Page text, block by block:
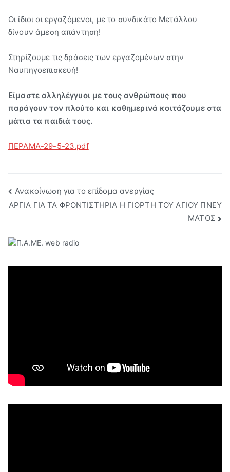
Οι ίδιοι οι εργαζόμενοι, με το συνδικάτο Μετάλλου
δίνουν άμεση απάντηση!
Στηρίζουμε τις δράσεις των εργαζομένων στην
Ναυπηγοεπισκευή!
Είμαστε αλληλέγγυοι με τους ανθρώπους που
παράγουν τον πλούτο και καθημερινά κοιτάζουμε στα
μάτια τα παιδιά τους.
ΠΕΡΑΜΑ-29-5-23.pdf
Πλοήγηση
Ανακοίνωση για το επίδομα ανεργίας
ΑΡΓΙΑ ΓΙΑ ΤΑ ΦΡΟΝΤΙΣΤΗΡΙΑ Η ΓΙΟΡΤΗ ΤΟΥ ΑΓΙΟΥ ΠΝΕΥ
ΜΑΤΟΣ